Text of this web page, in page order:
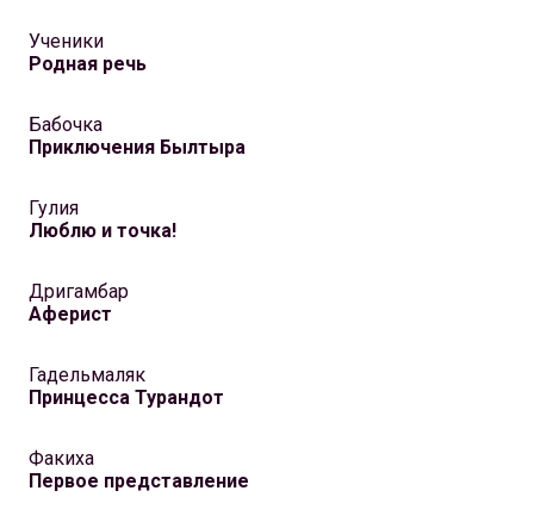
Ученики
Родная речь
Бабочка
Приключения Былтыра
Гулия
Люблю и точка!
Дригамбар
Аферист
Гадельмаляк
Принцесса Турандот
Факиха
Первое представление